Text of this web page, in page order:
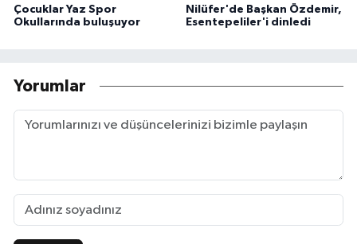
Çocuklar Yaz Spor
Okullarında buluşuyor
Nilüfer'de Başkan Özdemir,
Esentepeliler'i dinledi
Yorumlar